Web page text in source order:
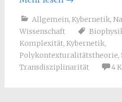
Allgemein, Kybernetik,
Wissenschaft
Komplexität, Kybernetik,
Polykontexturalitätstheorie,
Transdisziplinarität
4